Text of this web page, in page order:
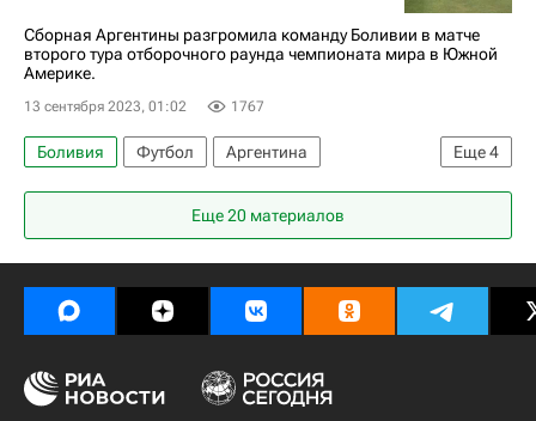
Сборная Аргентины разгромила команду Боливии в матче
второго тура отборочного раунда чемпионата мира в Южной
Америке.
13 сентября 2023, 01:02 1767
Еще4
Боливия Футбол
Аргентина
Николас Тальяфико
Лионель Месси
Балтика
Еще 20 материалов